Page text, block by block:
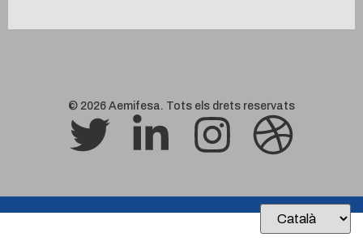
© 2026 Aemifesa. Tots els drets reservats